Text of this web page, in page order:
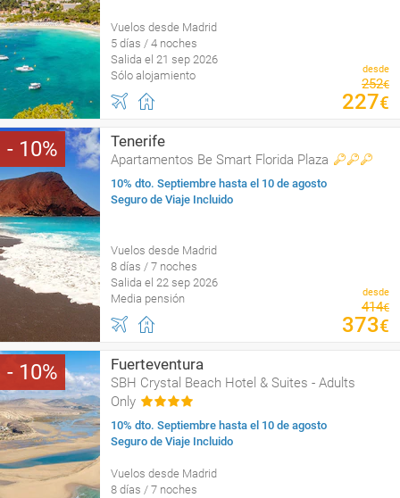
Vuelos desde Madrid
5 días / 4 noches
Salida el 21 sep 2026
Sólo alojamiento
desde
252€
227€
10 Tenerife
Apartamentos Be Smart Florida Plaza
10% dto. Septiembre hasta el 10 de agosto
Seguro de Viaje Incluido
Vuelos desde Madrid
8 días / 7 noches
Salida el 22 sep 2026
Media pensión
desde
414€
373€
10 Fuerteventura
SBH Crystal Beach Hotel & Suites - Adults
Only
10% dto. Septiembre hasta el 10 de agosto
Seguro de Viaje Incluido
Vuelos desde Madrid
8 días / 7 noches